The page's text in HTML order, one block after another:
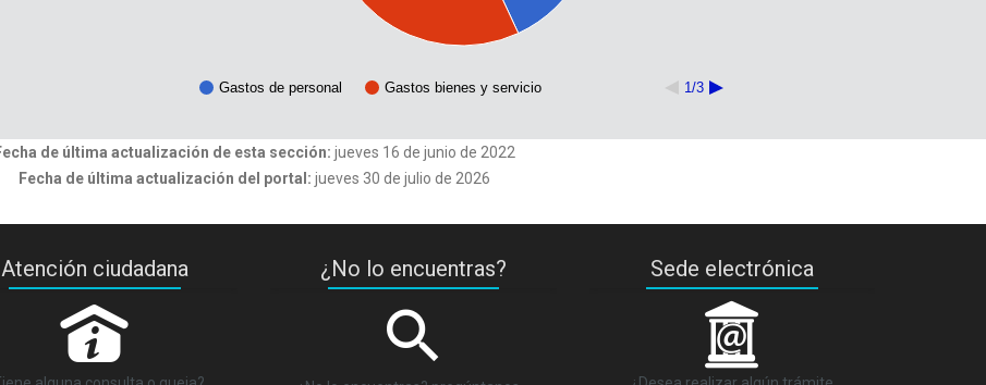
Gastos de personal Gastos bienes y servicio 1/3
de última actualización de esta sección: jueves 16 de junio de 2022
Fecha de última actualización del portal: jueves 30 de julio de 2026
Atención ciudadana
P
¿No lo encuentras? Sede electrónica
_